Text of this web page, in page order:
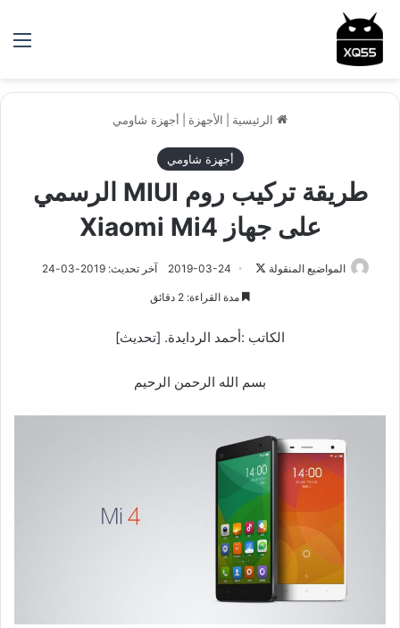
الرئيسية الأجهزة أجهزة شاومي
أجهزة شاومي
طريقة تركيب روم MIUI الرسمي
على جهاز Xiaomi Mi4
المواضيع المنقولة
X
2019-03-24 آخر تحديث: 2019-03-24
مدة القراءة: 2 دقائق
الكاتب :أحمد الردايدة. [تحديث]
بسم الله الرحمن الرحيم